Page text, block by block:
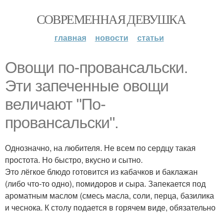
СОВРЕМЕННАЯ ДЕВУШКА
главная новости статьи
Овощи по-провансальски.
Эти запеченные овощи
величают "По-
провансальски".
Однозначно, на любителя. Не всем по сердцу такая
простота. Но быстро, вкусно и сытно.
Это лёгкое блюдо готовится из кабачков и баклажан
(либо что-то одно), помидоров и сыра. Запекается под
ароматным маслом (смесь масла, соли, перца, базилика
и чеснока. К столу подается в горячем виде, обязательно